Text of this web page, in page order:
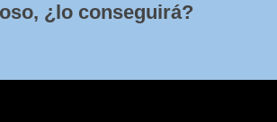
¿lo conseguirá?